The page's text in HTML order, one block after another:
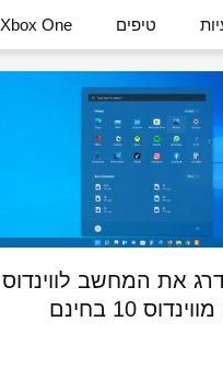
וטיפים למחשבים
טיפים Xbox One
את המחשב לווינדוס